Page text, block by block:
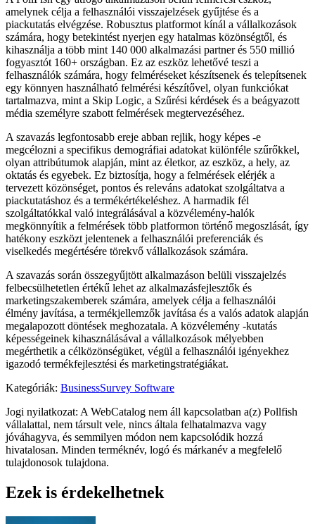
amelynek célja a felhasználói visszajelzések gyűjtése és a
piackutatás elvégzése. Robusztus platformot kínál a vállalkozások
számára, hogy betekintést nyerjen egy hatalmas közönségtől, és
kihasználja a több mint 140 000 alkalmazási partner és 550 millió
fogyasztót 160+ országban. Ez az eszköz lehetővé teszi a
felhasználók számára, hogy felméréseket készítsenek és telepítsenek
egy könnyen használható felmérési készítővel, olyan funkciókat
tartalmazva, mint a Skip Logic, a Szűrési kérdések és a beágyazott
média személyre szabott felmérések megtervezéséhez.
A szavazás legfontosabb ereje abban rejlik, hogy képes -e
megcélozni a specifikus demográfiai adatokat különféle szűrőkkel,
olyan attribútumok alapján, mint az életkor, az eszköz, a hely, az
oktatás és egyebek. Ez biztosítja, hogy a felmérések elérjék a
tervezett közönséget, pontos és releváns adatokat szolgáltatva a
piackutatáshoz és a termékértékeléshez. A harmadik fél
szolgáltatókkal való integrálásával a közvélemény-halók
megkönnyítik a felmérések több platformon történő megoszlását, így
hatékony eszközt jelentenek a felhasználói preferenciák és
viselkedés megértésére törekvő vállalkozások számára.
A szavazás során összegyűjtött alkalmazáson belüli visszajelzés
felbecsülhetetlen értékű lehet az alkalmazásfejlesztők és
marketingszakemberek számára, amelyek célja a felhasználói
élmény javítása, a termékjellemzők javítása és a valós adatok alapján
megalapozott döntések meghozatala. A közvélemény -kutatás
képességeinek kihasználásával a vállalkozások mélyebben
megérthetik a célközönségüket, végül a felhasználói igényekhez
igazodó termékfejlesztési és marketingstratégiákat.
Kategóriák: BusinessSurvey Software
Jogi nyilatkozat: A WebCatalog nem áll kapcsolatban a(z) Pollfish
vállalattal, nem társult vele, nincs általa felhatalmazva vagy
jóváhagyva, és semmilyen módon nem kapcsolódik hozzá
hivatalosan. Minden terméknév, logó és márkanév a megfelelő
tulajdonosok tulajdona.
Ezek is érdekelhetnek